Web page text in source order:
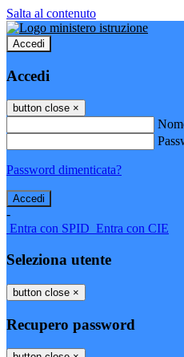
Salta al contenuto
Accedi
Accedi
button close ×
Password dimenticata?
-
Entra con SPID Entra con CIE
Seleziona utente
button close ×
Recupero password